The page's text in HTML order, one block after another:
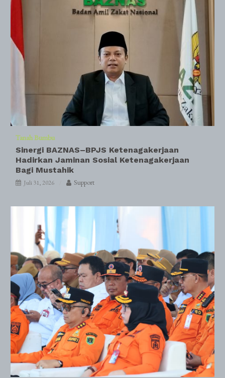
Tanah Bumbu
Sinergi BAZNAS–BPJS Ketenagakerjaan
Hadirkan Jaminan Sosial Ketenagakerjaan
Bagi Mustahik
Juli 31, 2026 Support